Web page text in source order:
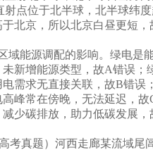
射点位于北半球，北半球纬
北京，所以北京白昼更短，
能源调配的影响。绿电是能
新增能源类型，故A错误；
需求无直接关联，故B错误
峰常在傍晚，无法延迟，故
少碳排放，助力低碳发展，
真题）河西走廊某流域尾